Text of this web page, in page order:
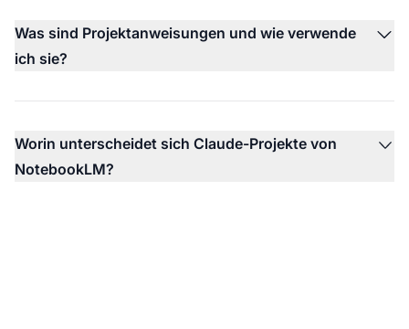
Was sind Projektanweisungen und wie verwende
ich sie?
Worin unterscheidet sich Claude-Projekte von
NotebookLM?